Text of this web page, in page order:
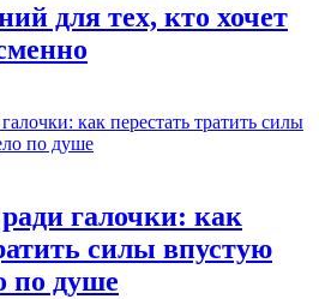
для тех, кто хочет
галочки: как
силы впустую
по душе